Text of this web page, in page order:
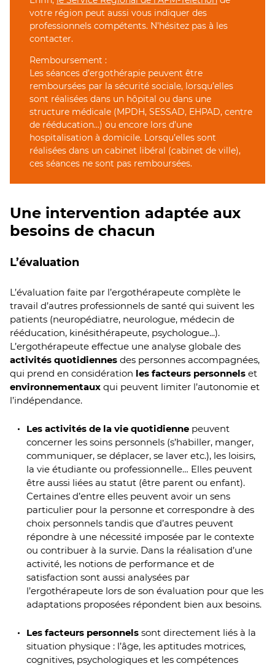
votre région peut aussi vous indiquer des
professionnels compétents. N'hésitez pas à les
contacter.
Remboursement :
Les séances d’ergothérapie peuvent être
remboursées par la sécurité sociale, lorsqu’elles
sont réalisées dans un hôpital ou dans une
structure médicale (MPDH, SESSAD, EHPAD, centre
de rééducation...) ou encore lors d’une
hospitalisation à domicile. Lorsqu’elles sont
réalisées dans un cabinet libéral (cabinet de ville),
ces séances ne sont pas remboursées.
Une intervention adaptée aux
besoins de chacun
L’évaluation
L’évaluation faite par l’ergothérapeute complète le
travail d’autres professionnels de santé qui suivent les
patients (neuropédiatre, neurologue, médecin de
rééducation, kinésithérapeute, psychologue...).
L’ergothérapeute effectue une analyse globale des
activités quotidiennes des personnes accompagnées,
qui prend en considération les facteurs personnels et
environnementaux qui peuvent limiter l’autonomie et
l’indépendance.
Les activités de la vie quotidienne peuvent
concerner les soins personnels (s’habiller, manger,
communiquer, se déplacer, se laver etc.), les loisirs,
la vie étudiante ou professionnelle… Elles peuvent
être aussi liées au statut (être parent ou enfant).
Certaines d’entre elles peuvent avoir un sens
particulier pour la personne et correspondre à des
choix personnels tandis que d’autres peuvent
répondre à une nécessité imposée par le contexte
ou contribuer à la survie. Dans la réalisation d’une
activité, les notions de performance et de
satisfaction sont aussi analysées par
l’ergothérapeute lors de son évaluation pour que les
adaptations proposées répondent bien aux besoins.
Les facteurs personnels sont directement liés à la
situation physique : l’âge, les aptitudes motrices,
cognitives, psychologiques et les compétences